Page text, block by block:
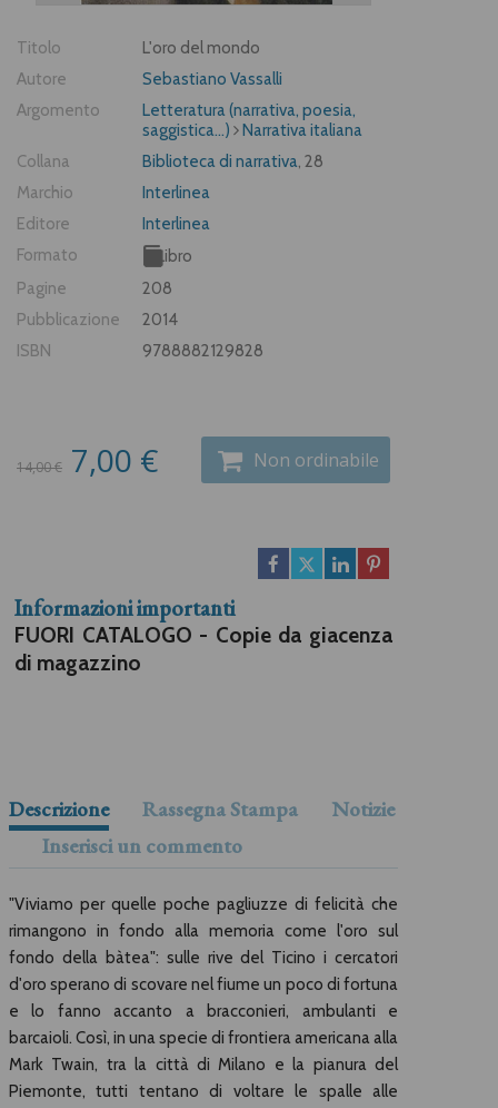
Titolo
L'oro del mondo
Autore
Sebastiano Vassalli
Argomento
Letteratura (narrativa, poesia,
saggistica...)
Narrativa italiana
Collana
Biblioteca di narrativa, 28
Marchio
Interlinea
Editore
Interlinea
Formato
Libro
Pagine
208
Pubblicazione
2014
ISBN
9788882129828
14,00 € 7,00 € Non ordinabile
Informazioni importanti
FUORI CATALOGO - Copie da giacenza
di magazzino
Descrizione Rassegna Stampa
Notizie
Inserisci un commento
"Viviamo per quelle poche pagliuzze di felicità che
rimangono in fondo alla memoria come l'oro sul
fondo della bàtea": sulle rive del Ticino i cercatori
d'oro sperano di scovare nel fiume un poco di fortuna
e lo fanno accanto a bracconieri, ambulanti e
barcaioli. Così, in una specie di frontiera americana alla
Mark Twain, tra la città di Milano e la pianura del
Piemonte, tutti tentano di voltare le spalle alle